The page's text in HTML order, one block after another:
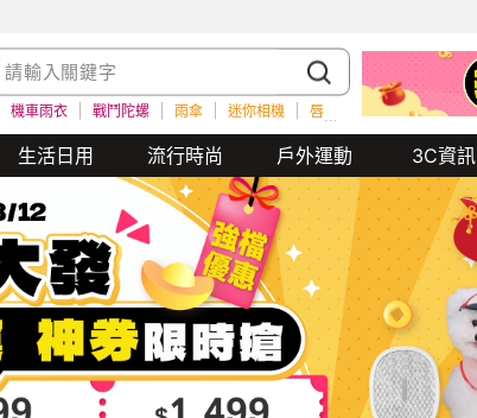
機車雨衣 戰鬥陀螺 雨傘 迷你相機 唇膏 餐券 瑜珈墊
生活日用 流行時尚 戶外運動 3C資訊